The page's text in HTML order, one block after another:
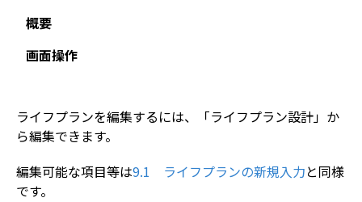
概要
画面操作
ライフプランを編集するには、「ライフプラン設計」か
ら編集できます。
編集可能な項目等は9.1　ライフプランの新規入力と同様
です。